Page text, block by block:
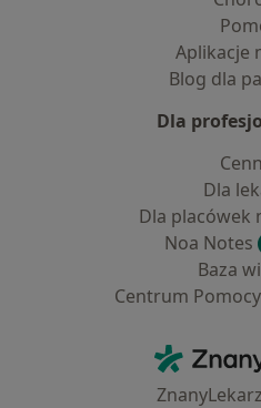
Aplikacje
Blog dla
Dla
Dla
Dla placówek
Noa Notes
Baza
Centrum